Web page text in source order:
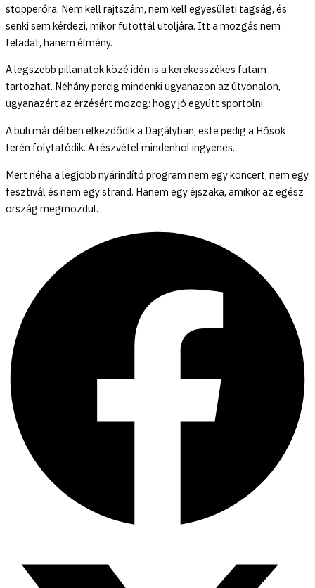
stopperóra. Nem kell rajtszám, nem kell egyesületi tagság, és
senki sem kérdezi, mikor futottál utoljára. Itt a mozgás nem
feladat, hanem élmény.
A legszebb pillanatok közé idén is a kerekesszékes futam
tartozhat. Néhány percig mindenki ugyanazon az útvonalon,
ugyanazért az érzésért mozog: hogy jó együtt sportolni.
A buli már délben elkezdődik a Dagályban, este pedig a Hősök
terén folytatódik. A részvétel mindenhol ingyenes.
Mert néha a legjobb nyárindító program nem egy koncert, nem egy
fesztivál és nem egy strand. Hanem egy éjszaka, amikor az egész
ország megmozdul.